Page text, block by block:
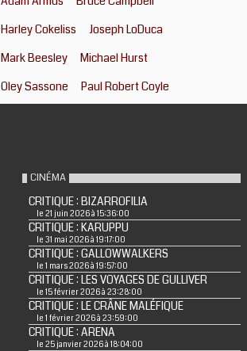
Harley Cokeliss
Joseph LoDuca
Mark Beesley
Michael Hurst
Oley Sassone
Paul Robert Coyle
CINÉMA
CRITIQUE : BIZARROFILIA
le 21 juin 2026 à 15:36:00
CRITIQUE : KARUPPU
le 31 mai 2026 à 19:17:00
CRITIQUE : GALLOWWALKERS
le 1 mars 2026 à 19:57:00
CRITIQUE : LES VOYAGES DE GULLIVER
le 15 février 2026 à 23:28:00
CRITIQUE : LE CRÂNE MALÉFIQUE
le 1 février 2026 à 23:59:00
CRITIQUE : ARENA
le 25 janvier 2026 à 18:04:00